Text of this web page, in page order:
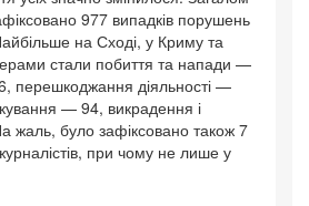
977 випадків порушень
на Сході, у Криму та
стали побиття та напади —
перешкоджання діяльності —
— 94, викрадення і
було зафіксовано також 7
при чому не лише у